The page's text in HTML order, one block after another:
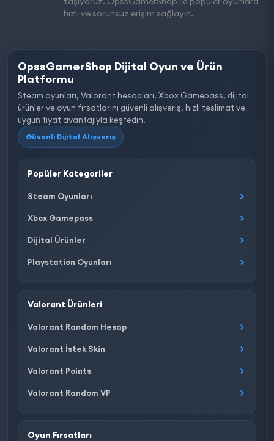
hızlı ve sorunsuz erişim sağlayın.
OpssGamerShop Dijital Oyun ve Ürün
Platformu
Steam oyunları, Valorant hesapları, Xbox Gamepass, dijital
ürünler ve oyun fırsatlarını güvenli alışveriş, hızlı teslimat ve
uygun fiyat avantajıyla keşfedin.
Güvenli Dijital Alışveriş
Popüler Kategoriler
Steam Oyunları
Xbox Gamepass
Dijital Ürünler
Playstation Oyunları
Valorant Ürünleri
Valorant Random Hesap
Valorant İstek Skin
Valorant Points
Valorant Random VP
Oyun Fırsatları